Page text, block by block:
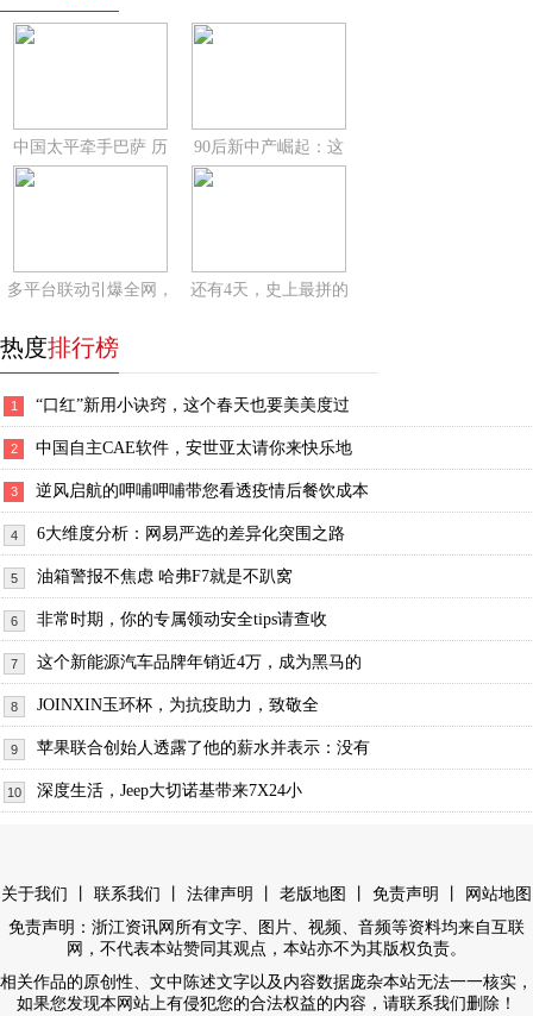
中国太平牵手巴萨 历 90后新中产崛起：这
多平台联动引爆全网， 还有4天，史上最拼的
热度排行榜
1 “口红”新用小诀窍，这个春天也要美美度过
2 中国自主CAE软件，安世亚太请你来快乐地
3 逆风启航的呷哺呷哺带您看透疫情后餐饮成本
4 6大维度分析：网易严选的差异化突围之路
5 油箱警报不焦虑 哈弗F7就是不趴窝
6 非常时期，你的专属领动安全tips请查收
7 这个新能源汽车品牌年销近4万，成为黑马的
8 JOINXIN玉环杯，为抗疫助力，致敬全
9 苹果联合创始人透露了他的薪水并表示：没有
10 深度生活，Jeep大切诺基带来7X24小
关于我们 联系我们 法律声明 老版地图 免责声明 网站地图
免责声明：浙江资讯网所有文字、图片、视频、音频等资料均来自互联
网，不代表本站赞同其观点，本站亦不为其版权负责。
相关作品的原创性、文中陈述文字以及内容数据庞杂本站无法一一核实，
如果您发现本网站上有侵犯您的合法权益的内容，请联系我们删除！